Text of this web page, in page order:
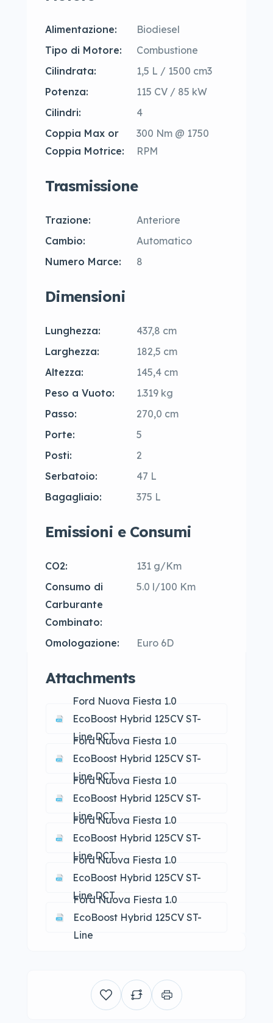
Alimentazione:
Biodiesel
Tipo di Motore:
Combustione
Cilindrata:
1,5 L / 1500 cm3
Potenza:
115 CV / 85 kW
Cilindri:
4
Coppia Max or
Coppia Motrice:
300 Nm @ 1750
RPM
Trasmissione
Trazione:
Anteriore
Cambio:
Automatico
Numero Marce:
8
Dimensioni
Lunghezza:
437,8 cm
Larghezza:
182,5 cm
Altezza:
145,4 cm
Peso a Vuoto:
1.319 kg
Passo:
270,0 cm
Porte:
5
Posti:
2
Serbatoio:
47 L
Bagagliaio:
375 L
Emissioni e Consumi
CO2:
131 g/Km
Consumo di
Carburante
Combinato:
5.0 l/100 Km
Omologazione: Euro 6D
Attachments
Ford Nuova Fiesta 1.0
EcoBoost Hybrid 125CV ST-
Line DCT
Ford Nuova Fiesta 1.0
EcoBoost Hybrid 125CV ST-
Line DCT
Ford Nuova Fiesta 1.0
EcoBoost Hybrid 125CV ST-
Line DCT
Ford Nuova Fiesta 1.0
EcoBoost Hybrid 125CV ST-
Line DCT
Ford Nuova Fiesta 1.0
EcoBoost Hybrid 125CV ST-
Line DCT
Ford Nuova Fiesta 1.0
EcoBoost Hybrid 125CV ST-
Line